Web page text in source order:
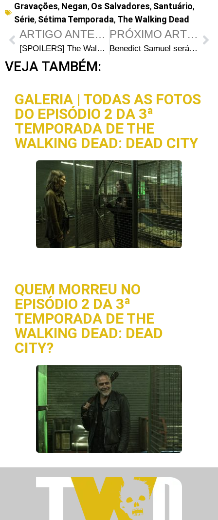
Gravações, Negan, Os Salvadores, Santuário,
Série, Sétima Temporada, The Walking Dead
ARTIGO ANTERIOR
[SPOILERS] The Walking Dead 156 – Discussão
PRÓXIMO ARTIGO
Benedict Samuel será o Chapeleiro Louco na 3ª temporada de Gotham
VEJA TAMBÉM:
GALERIA | TODAS AS FOTOS
DO EPISÓDIO 2 DA 3ª
TEMPORADA DE THE
WALKING DEAD: DEAD CITY
QUEM MORREU NO
EPISÓDIO 2 DA 3ª
TEMPORADA DE THE
WALKING DEAD: DEAD
CITY?